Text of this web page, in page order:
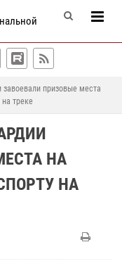
призовые места
треке
НА
НА